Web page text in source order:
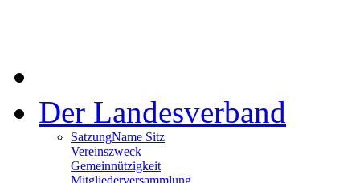
Der Landesverband
SatzungName Sitz
Vereinszweck
Gemeinnützigkeit
Mitgliederversammlung